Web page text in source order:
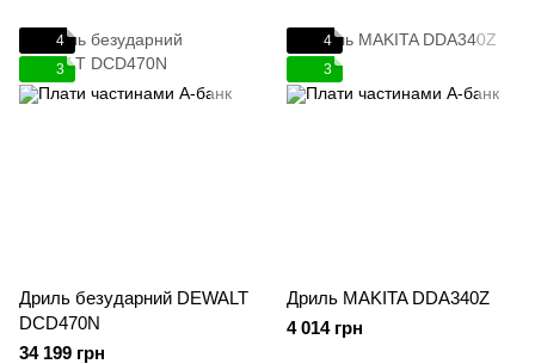
4
3
Дриль безударний DEWALT
DCD470N
34 199 грн
4
3
Дриль MAKITA DDA340Z
4 014 грн